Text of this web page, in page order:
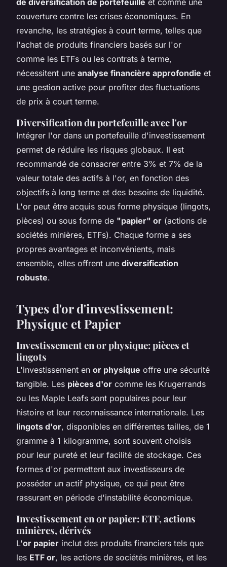
couverture contre les crises économiques. En
revanche, les stratégies à court terme, telles que
l'achat de produits financiers basés sur l'or
comme les ETFs ou les contrats à terme,
nécessitent une analyse financière approfondie et
une gestion active pour profiter des fluctuations
de prix à court terme.
Diversification du portefeuille avec l'or
Intégrer l'or dans un portefeuille d'investissement
permet de réduire les risques globaux. Il est
recommandé de consacrer entre 3% et 7% de la
valeur totale des actifs à l'or, en fonction des
objectifs à long terme et des besoins de liquidité.
L'or peut être acquis sous forme physique (lingots,
pièces) ou sous forme de "papier" or (actions de
sociétés minières, ETFs). Chaque forme a ses
propres avantages et inconvénients, mais
ensemble, elles offrent une diversification
robuste.
Types d'or d'investissement:
Physique et Papier
Investissement en or physique: pièces et
lingots
L'investissement en or physique offre une sécurité
tangible. Les pièces d'or comme les Krugerrands
ou les Maple Leafs sont populaires pour leur
histoire et leur reconnaissance internationale. Les
lingots d'or, disponibles en différentes tailles, de 1
gramme à 1 kilogramme, sont souvent choisis
pour leur pureté et leur facilité de stockage. Ces
formes d'or permettent aux investisseurs de
posséder un actif physique, ce qui peut être
rassurant en période d'instabilité économique.
Investissement en or papier: ETF, actions
minières, dérivés
L'or papier inclut des produits financiers tels que
les ETF or, les actions de sociétés minières, et les